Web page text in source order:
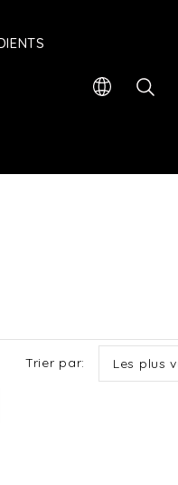
Trier par: Les plus